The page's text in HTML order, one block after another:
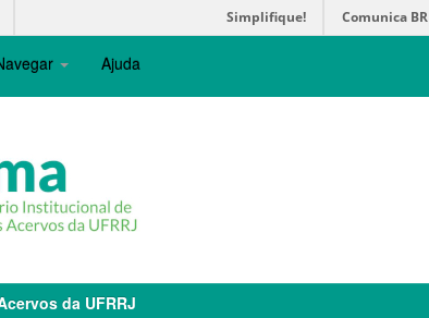
Simplifique! Comunica BR
Ajuda
da UFRRJ